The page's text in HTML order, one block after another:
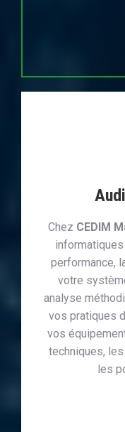
Chez CEDIM
performance,
votre
analyse
vos pratiques
vos
techniques,
les